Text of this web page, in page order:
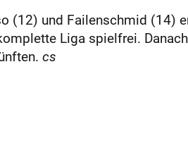
(12) und Failenschmid (14)
Liga spielfrei.
cs